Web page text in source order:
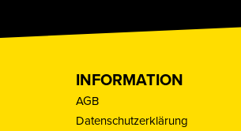
INFORMATION
AGB
Datenschutzerklärung